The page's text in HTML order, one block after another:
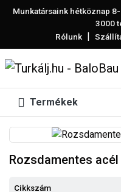
Munkatársaink hétköznap
3000
Rólunk |
Termékek
Rozsdamentes
Cikkszám